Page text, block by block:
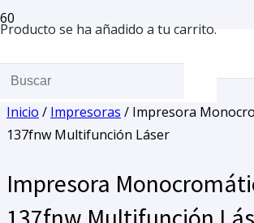
Producto se ha añadido a tu carrito.
Inicio / Impresoras / Impresora
137fnw Multifunción Láser
Impresora